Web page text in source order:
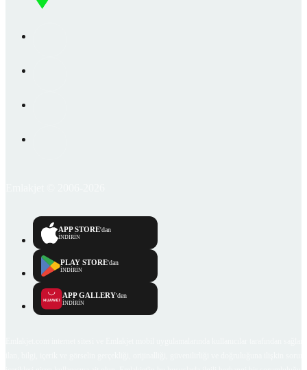
APP STORE'dan
İNDİRİN
PLAY STORE'dan
İNDİRİN
APP GALLERY'den
İNDİRİN